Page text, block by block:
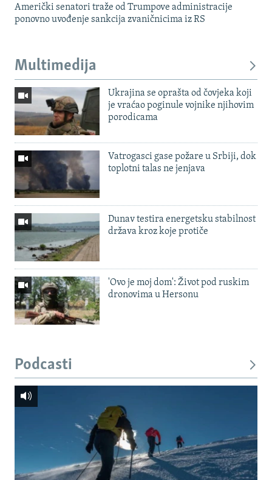
Američki senatori traže od Trumpove administracije
ponovno uvođenje sankcija zvaničnicima iz RS
Multimedija
Ukrajina se oprašta od čovjeka koji
je vraćao poginule vojnike njihovim
porodicama
Vatrogasci gase požare u Srbiji, dok
toplotni talas ne jenjava
Dunav testira energetsku stabilnost
država kroz koje protiče
'Ovo je moj dom': Život pod ruskim
dronovima u Hersonu
Podcasti